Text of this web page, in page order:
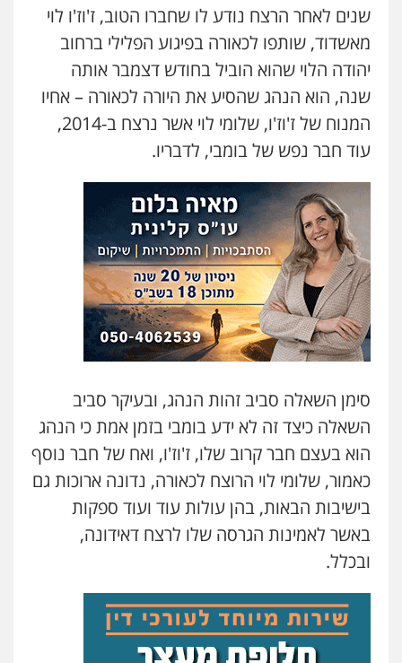
שנים לאחר הרצח נודע לו שחברו הטוב, ז'וז'ו לוי
מאשדוד, שותפו לכאורה בפיגוע הפלילי ברחוב
יהודה הלוי שהוא הוביל בחודש דצמבר אותה
שנה, הוא הנהג שהסיע את היורה לכאורה – אחיו
המנוח של ז'וז'ו, שלומי לוי אשר נרצח ב-2014,
עוד חבר נפש של בומבי, לדבריו.
סימן השאלה סביב זהות הנהג, ובעיקר סביב
השאלה כיצד זה לא ידע בומבי בזמן אמת כי הנהג
הוא בעצם חבר קרוב שלו, ז'וז'ו, ואח של חבר נוסף
כאמור, שלומי לוי הרוצח לכאורה, נדונה ארוכות גם
בישיבות הבאות, בהן עולות עוד ועוד ספקות
באשר לאמינות הגרסה שלו לרצח דאידונה,
ובכלל.